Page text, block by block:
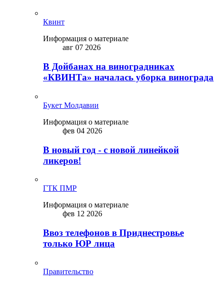
Квинт
Информация о материале
авг 07 2026
В Дойбанах на виноградниках
«КВИНТа» началась уборка винограда
Букет Молдавии
Информация о материале
фев 04 2026
В новый год - с новой линейкой
ликepoв!
ГТК ПМР
Информация о материале
фев 12 2026
Ввоз телефонов в Приднестровье
только ЮР лица
Правительство